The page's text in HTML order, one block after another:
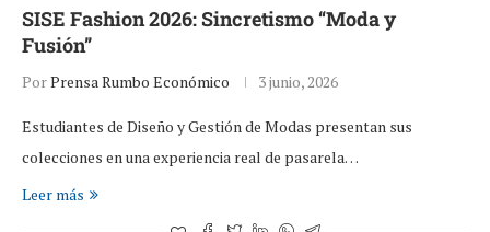
SISE Fashion 2026: Sincretismo “Moda y
Fusión”
PorPrensa Rumbo Económico 3 junio, 2026
Estudiantes de Diseño y Gestión de Modas presentan sus
colecciones en una experiencia real de pasarela…
Leer más